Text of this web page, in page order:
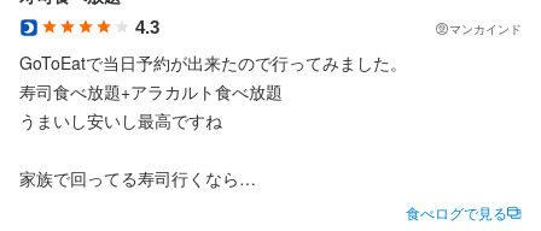
4.3 マンカインド
GoToEatで当日予約が出来たので行ってみました。
寿司食べ放題+アラカルト食べ放題
うまいし安いし最高ですね
家族で回ってる寿司行くなら
食べログで見る
飲食店勤務の経験がある方は大歓迎！
第二新卒やブランクがある方も歓迎
店長・料理長としての経験がある方を優遇します！
60歳未満（定年のため）
応募資格
歓迎スキル・経験
飲食店勤務の経験がある方は大歓迎！
店長・料理長としての経験がある方を優遇します！
飲食店勤務の経験がある方は大歓迎！
第二新卒やブランクがある方も歓迎
店長・料理長としての経験がある方を優遇します！
60歳未満（定年のため）
応募資格
歓迎スキル・経験
飲食店勤務の経験がある方は大歓迎！
店長・料理長としての経験がある方を優遇します！